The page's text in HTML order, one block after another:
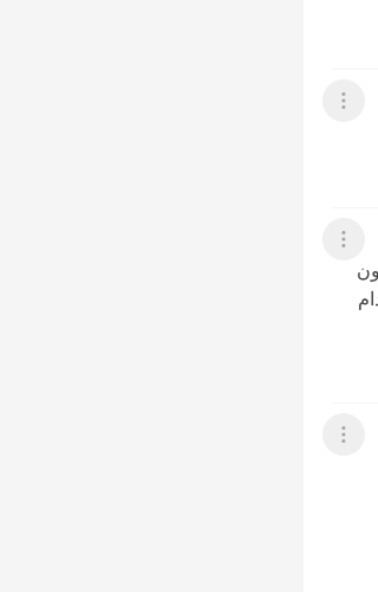
عرض القائمة
عرض القائمة
عرض القائمة